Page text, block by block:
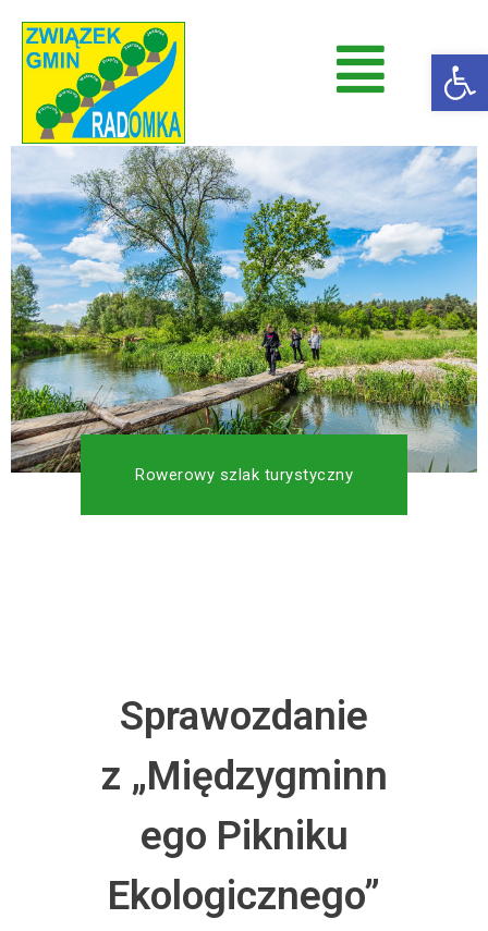
Radomka
Rowerowy szlak turystyczny
Sprawozdanie
z „Międzygminn
ego Pikniku
Ekologicznego”